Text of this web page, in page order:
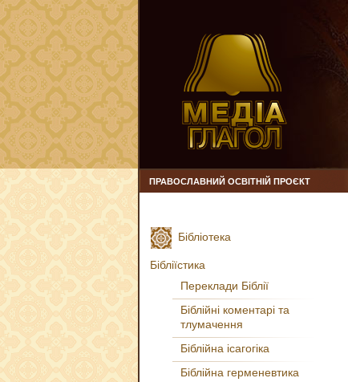
ПРАВОСЛАВНИЙ ОСВІТНІЙ ПРОЄКТ
Бібліотека
Бібліїстика
Переклади Біблії
Біблійні коментарі та
тлумачення
Біблійна ісагогіка
Біблійна герменевтика